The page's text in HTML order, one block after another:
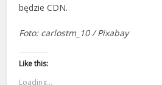
będzie CDN.
Foto: carlostm_10 / Pixabay
Like this:
Loading...